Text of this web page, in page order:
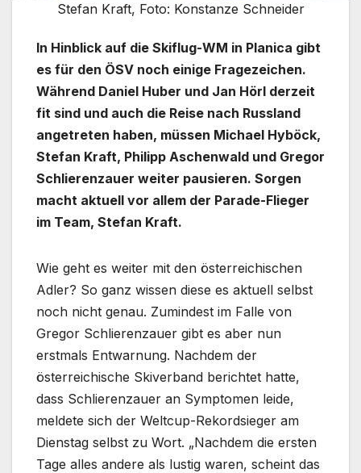
Stefan Kraft, Foto: Konstanze Schneider
In Hinblick auf die Skiflug-WM in Planica gibt
es für den ÖSV noch einige Fragezeichen.
Während Daniel Huber und Jan Hörl derzeit
fit sind und auch die Reise nach Russland
angetreten haben, müssen Michael Hyböck,
Stefan Kraft, Philipp Aschenwald und Gregor
Schlierenzauer weiter pausieren. Sorgen
macht aktuell vor allem der Parade-Flieger
im Team, Stefan Kraft.
Wie geht es weiter mit den österreichischen
Adler? So ganz wissen diese es aktuell selbst
noch nicht genau. Zumindest im Falle von
Gregor Schlierenzauer gibt es aber nun
erstmals Entwarnung. Nachdem der
österreichische Skiverband berichtet hatte,
dass Schlierenzauer an Symptomen leide,
meldete sich der Weltcup-Rekordsieger am
Dienstag selbst zu Wort. „Nachdem die ersten
Tage alles andere als lustig waren, scheint das